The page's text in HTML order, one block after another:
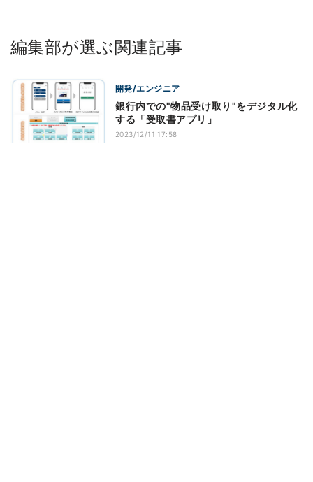
編集部が選ぶ関連記事
開発/エンジニア
銀行内での"物品受け取り"をデジタル化
する「受取書アプリ」
2023/12/11 17:58